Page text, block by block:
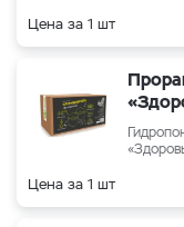
Цена за 1 шт
Цена за 1 шт